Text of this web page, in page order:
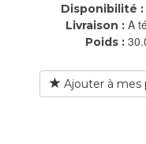
Disponibilité :
Livraison : A
Poids :
Ajouter à mes